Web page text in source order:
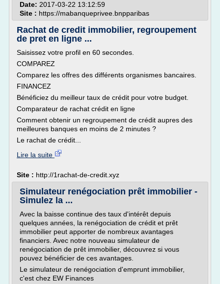
Date: 2017-03-22 13:12:59
Site : https://mabanqueprivee.bnpparibas
Rachat de credit immobilier, regroupement
de pret en ligne ...
Saisissez votre profil en 60 secondes.
COMPAREZ
Comparez les offres des différents organismes bancaires.
FINANCEZ
Bénéficiez du meilleur taux de crédit pour votre budget.
Comparateur de rachat crédit en ligne
Comment obtenir un regroupement de crédit aupres des
meilleures banques en moins de 2 minutes ?
Le rachat de crédit...
Lire la suite
Site : http://1rachat-de-credit.xyz
Simulateur renégociation prêt immobilier -
Simulez la ...
Avec la baisse continue des taux d'intérêt depuis
quelques années, la renégociation de crédit et prêt
immobilier peut apporter de nombreux avantages
financiers. Avec notre nouveau simulateur de
renégociation de prêt immobilier, découvrez si vous
pouvez bénéficier de ces avantages.
Le simulateur de renégociation d'emprunt immobilier,
c'est chez EW Finances